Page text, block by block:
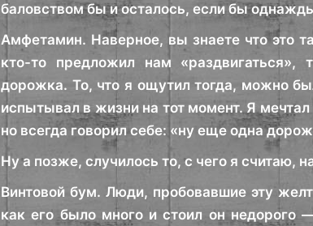
баловством бы и осталось, если бы
Амфетамин. Наверное, вы знаете что это
кто-то предложил нам «раздвигаться»,
дорожка. То, что я ощутил тогда, можно
испытывал в жизни на тот момент. Я
но всегда говорил себе: «ну еще одна
Ну а позже, случилось то, с чего я считаю,
Винтовой бум. Люди, пробовавшие эту
как его было много и стоил он недорого